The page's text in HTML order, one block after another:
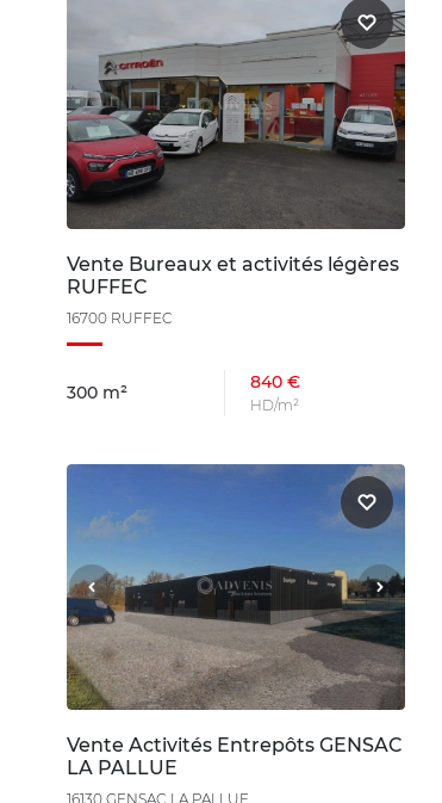
Vente Bureaux et activités légères
RUFFEC
16700 RUFFEC
300 m² 840 €
HD/m²
Vente Activités Entrepôts GENSAC
LA PALLUE
16130 GENSAC LA PALLUE